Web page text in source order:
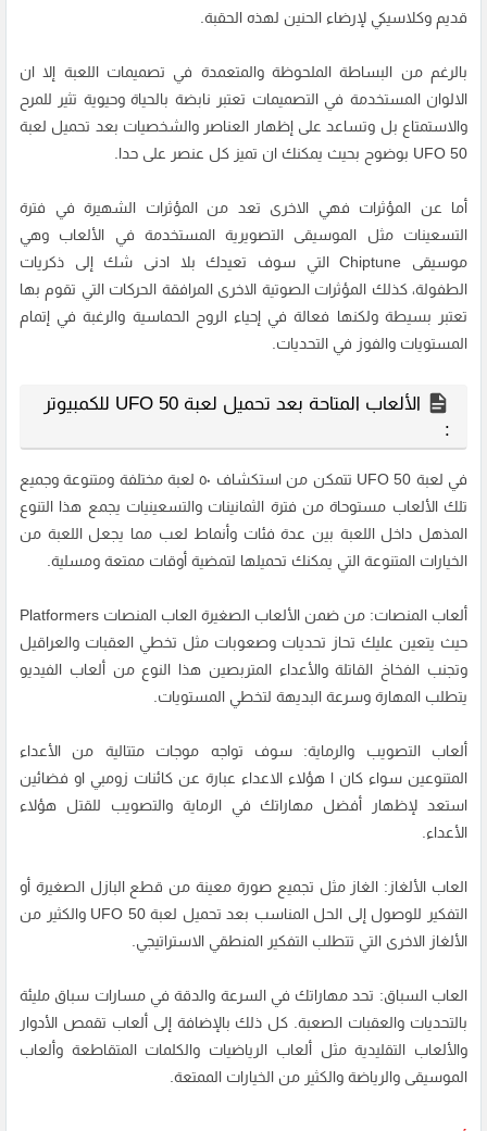
قديم وكلاسيكي لإرضاء الحنين لهذه الحقبة.
بالرغم من البساطة الملحوظة والمتعمدة في تصميمات اللعبة إلا ان
الالوان المستخدمة في التصميمات تعتبر نابضة بالحياة وحيوية تثير للمرح
والاستمتاع بل وتساعد على إظهار العناصر والشخصيات بعد تحميل لعبة
UFO 50 بوضوح بحيث يمكنك ان تميز كل عنصر على حدا.
أما عن المؤثرات فهي الاخرى تعد من المؤثرات الشهيرة في فترة
التسعينات مثل الموسيقى التصويرية المستخدمة في الألعاب وهي
موسيقى Chiptune التي سوف تعيدك بلا ادنى شك إلى ذكريات
الطفولة، كذلك المؤثرات الصوتية الاخرى المرافقة الحركات التي تقوم بها
تعتبر بسيطة ولكنها فعالة في إحياء الروح الحماسية والرغبة في إتمام
المستويات والفوز في التحديات.
الألعاب المتاحة بعد تحميل لعبة UFO 50 للكمبيوتر
:
في لعبة UFO 50 تتمكن من استكشاف ٥٠ لعبة مختلفة ومتنوعة وجميع
تلك الألعاب مستوحاة من فترة الثمانينات والتسعينيات يجمع هذا التنوع
المذهل داخل اللعبة بين عدة فئات وأنماط لعب مما يجعل اللعبة من
الخيارات المتنوعة التي يمكنك تحميلها لتمضية أوقات ممتعة ومسلية.
ألعاب المنصات: من ضمن الألعاب الصغيرة العاب المنصات Platformers
حيث يتعين عليك تحاز تحديات وصعوبات مثل تخطي العقبات والعراقيل
وتجنب الفخاخ القاتلة والأعداء المتربصين هذا النوع من ألعاب الفيديو
يتطلب المهارة وسرعة البديهة لتخطي المستويات.
ألعاب التصويب والرماية: سوف تواجه موجات متتالية من الأعداء
المتنوعين سواء كان ا هؤلاء الاعداء عبارة عن كائنات زومبي او فضائين
استعد لإظهار أفضل مهاراتك في الرماية والتصويب للقتل هؤلاء
الأعداء.
العاب الألغاز: الغاز مثل تجميع صورة معينة من قطع البازل الصغيرة أو
التفكير للوصول إلى الحل المناسب بعد تحميل لعبة UFO 50 والكثير من
الألغاز الاخرى التي تتطلب التفكير المنطقي الاستراتيجي.
العاب السباق: تحد مهاراتك في السرعة والدقة في مسارات سباق مليئة
بالتحديات والعقبات الصعبة. كل ذلك بالإضافة إلى ألعاب تقمص الأدوار
والألعاب التقليدية مثل ألعاب الرياضيات والكلمات المتقاطعة وألعاب
الموسيقى والرياضة والكثير من الخيارات الممتعة.